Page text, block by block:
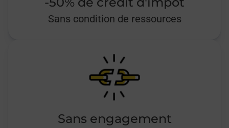
Sans condition de ressources
Sans engagement